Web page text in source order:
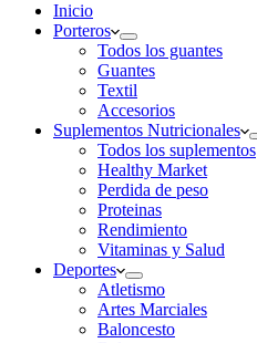
Inicio
Porteros
Todos los guantes
Guantes
Textil
Accesorios
Suplementos Nutricionales
Todos los suplementos
Healthy Market
Perdida de peso
Proteinas
Rendimiento
Vitaminas y Salud
Deportes
Atletismo
Artes Marciales
Baloncesto